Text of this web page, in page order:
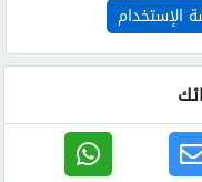
الإستخدام